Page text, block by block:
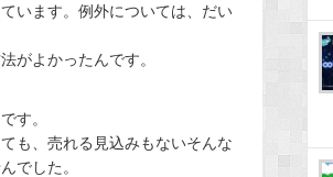
います。例外については、だい
がよかったんです。
す。
も、売れる見込みもないそんな
でした。